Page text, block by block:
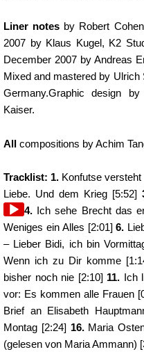
Liner notes by Robert
2007 by Klaus Kugel, K2
December 2007 by Andreas
Mixed and mastered by
Germany.Graphic design
Kaiser.
All compositions byAchim
Tracklist: 1. Konfutse
Liebe. Und dem Krieg [5:52]
4. Ich sehe Brecht das
Weniges ein Alles [2:01]6.
– Lieber Bidi, ich bin
Wenn ich zu Dir komme
bisher noch nie [2:10]11. Ich
vor: Es kommen alle Frauen
Brief an Elisabeth
Montag [2:24] 16.Maria
(gelesen von Maria Ammann)